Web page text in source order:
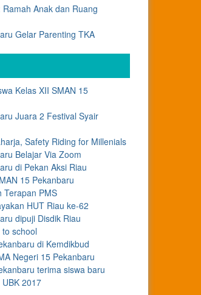
Anak dan Ruang
Gelar Parenting TKA
Kelas XII SMAN 15
Juara 2 Festival Syair
Safety Riding for Millenials
Belajar Via Zoom
di Pekan Aksi Riau
15 Pekanbaru
Terapan PMS
HUT Riau ke-62
dipuji Disdik Riau
school
di Kemdikbud
Negeri 15 Pekanbaru
terima siswa baru
2017